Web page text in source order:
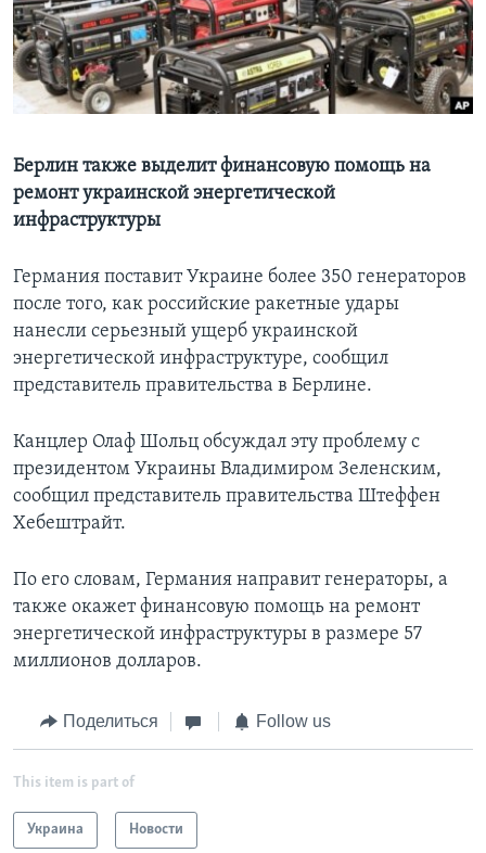
Learning English
СОЦИАЛЬНЫЕ СЕТИ
Языки
Берлин также выделит финансовую помощь на
ремонт украинской энергетической
инфраструктуры
Германия поставит Украине более 350 генераторов
после того, как российские ракетные удары
нанесли серьезный ущерб украинской
энергетической инфраструктуре, сообщил
представитель правительства в Берлине.
Канцлер Олаф Шольц обсуждал эту проблему с
президентом Украины Владимиром Зеленским,
сообщил представитель правительства Штеффен
Хебештрайт.
По его словам, Германия направит генераторы, а
также окажет финансовую помощь на ремонт
энергетической инфраструктуры в размере 57
миллионов долларов.
Поделиться Follow us
This item is part of
Украина Новости